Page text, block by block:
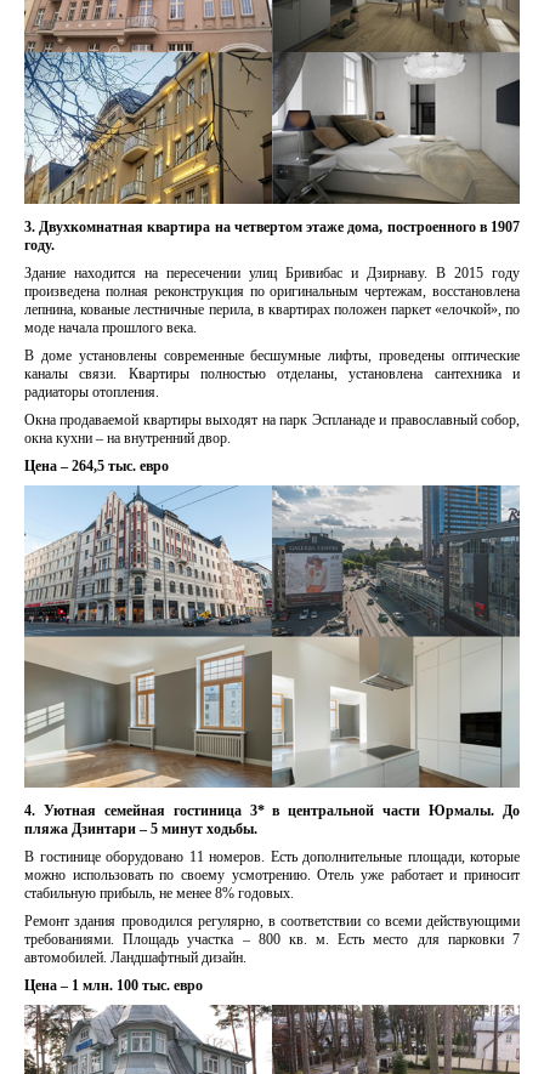
3. Двухкомнатная квартира на четвертом этаже дома, построенного в 1907
году.
Здание находится на пересечении улиц Бривибас и Дзирнаву. В 2015 году
произведена полная реконструкция по оригинальным чертежам, восстановлена
лепнина, кованые лестничные перила, в квартирах положен паркет «елочкой», по
моде начала прошлого века.
В доме установлены современные бесшумные лифты, проведены оптические
каналы связи. Квартиры полностью отделаны, установлена сантехника и
радиаторы отопления.
Окна продаваемой квартиры выходят на парк Эспланаде и православный собор,
окна кухни – на внутренний двор.
Цена – 264,5 тыс. евро
4. Уютная семейная гостиница 3* в центральной части Юрмалы. До
пляжа Дзинтари – 5 минут ходьбы.
В гостинице оборудовано 11 номеров. Есть дополнительные площади, которые
можно использовать по своему усмотрению. Отель уже работает и приносит
стабильную прибыль, не менее 8% годовых.
Ремонт здания проводился регулярно, в соответствии со всеми действующими
требованиями. Площадь участка – 800 кв. м. Есть место для парковки 7
автомобилей. Ландшафтный дизайн.
Цена – 1 млн. 100 тыс. евро